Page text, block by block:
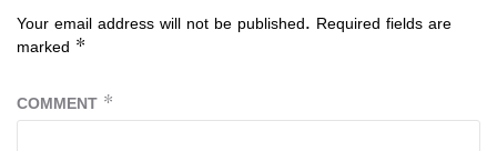
Your email address will not be published. Required fields are
marked *
COMMENT *